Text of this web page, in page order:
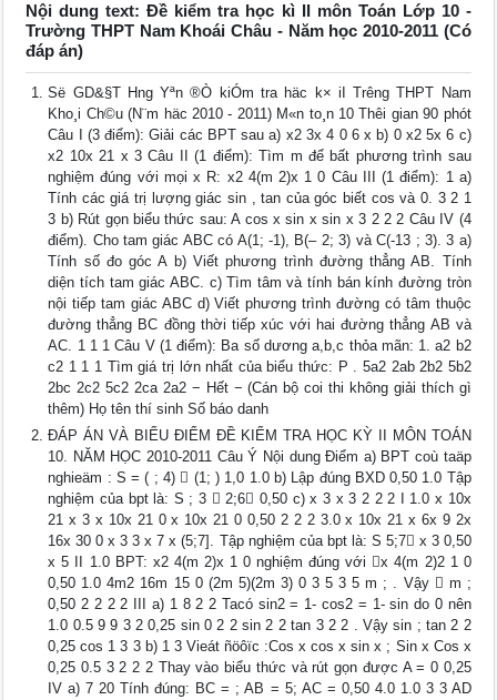
Nội dung text: Đề kiểm tra học kì II môn Toán Lớp 10 -
Trường THPT Nam Khoái Châu - Năm học 2010-2011 (Có
đáp án)
Së GD&§T H­ng Yªn ®Ò kiÓm tra häc k× iI Tr­êng THPT Nam
Kho¸i Ch©u (N¨m häc 2010 - 2011) M«n to¸n 10 Thêi gian 90 phót
Câu I (3 điểm): Giải các BPT sau a) x2 3x 4 0 6 x b) 0 x2 5x 6 c)
x2 10x 21 x 3 Câu II (1 điểm): Tìm m để bất phương trình sau
nghiệm đúng với mọi x R: x2 4(m 2)x 1 0 Câu III (1 điểm): 1 a)
Tính các giá trị lượng giác sin , tan của góc biết cos và 0. 3 2 1
3 b) Rút gọn biểu thức sau: A cos x sin x sin x 3 2 2 2 Câu IV (4
điểm). Cho tam giác ABC có A(1; -1), B(– 2; 3) và C(-13 ; 3). 3 a)
Tính số đo góc A b) Viết phương trình đường thẳng AB. Tính
diện tích tam giác ABC. c) Tìm tâm và tính bán kính đường tròn
nội tiếp tam giác ABC d) Viết phương trình đường có tâm thuộc
đường thẳng BC đồng thời tiếp xúc với hai đường thẳng AB và
AC. 1 1 1 Câu V (1 điểm): Ba số dương a,b,c thỏa mãn: 1. a2 b2
c2 1 1 1 Tìm giá trị lớn nhất của biểu thức: P . 5a2 2ab 2b2 5b2
2bc 2c2 5c2 2ca 2a2 − Hết − (Cán bộ coi thi không giải thích gì
thêm) Họ tên thí sinh Số báo danh
ĐÁP ÁN VÀ BIỂU ĐIỂM ĐỀ KIỂM TRA HỌC KỲ II MÔN TOÁN
10. NĂM HỌC 2010-2011 Câu Ý Nội dung Điểm a) BPT coù taäp
nghieäm : S = ( ; 4)  (1; ) 1,0 1.0 b) Lập đúng BXD 0,50 1.0 Tập
nghiệm của bpt là: S ; 3  2;6 0,50 c) x 3 x 3 2 2 2 I 1.0 x 10x
21 x 3 x 10x 21 0 x 10x 21 0 0,50 2 2 2 3.0 x 10x 21 x 6x 9 2x
16x 30 0 x 3 3 x 7 x (5;7]. Tập nghiệm của bpt là: S 5;7 x 3 0,50
x 5 II 1.0 BPT: x2 4(m 2)x 1 0 nghiệm đúng với x 4(m 2)2 1 0
0,50 1.0 4m2 16m 15 0 (2m 5)(2m 3) 0 3 5 3 5 m ; . Vậy  m ;
0,50 2 2 2 2 III a) 1 8 2 2 Tacó sin2 = 1- cos2 = 1- sin do 0 nên
1.0 0.5 9 9 3 2 0,25 sin 0 2 2 sin 2 2 tan 3 2 2 . Vậy sin ; tan 2 2
0,25 cos 1 3 3 b) 1 3 Vieát ñöôïc :Cos x cos x sin x ; Sin x Cos x
0,25 0.5 3 2 2 2 Thay vào biểu thức và rút gọn được A = 0 0,25
IV a) 7 20 Tính đúng: BC = ; AB = 5; AC = 0,50 4.0 1.0 3 3 AD